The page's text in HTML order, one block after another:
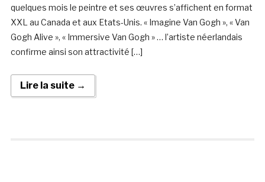
quelques mois le peintre et ses œuvres s’affichent en format
XXL au Canada et aux Etats-Unis. « Imagine Van Gogh », « Van
Gogh Alive », « Immersive Van Gogh » … l’artiste néerlandais
confirme ainsi son attractivité […]
Lire la suite →